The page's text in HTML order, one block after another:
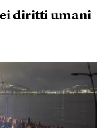
diritti umani